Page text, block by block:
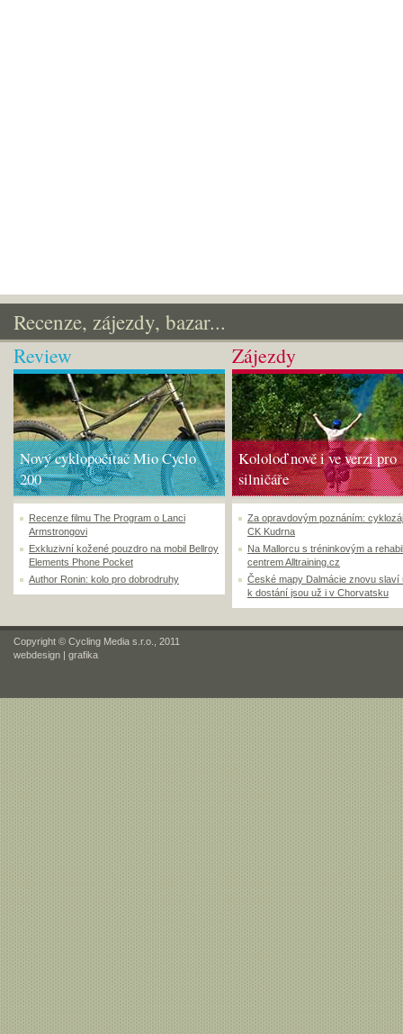
Recenze, zájezdy, bazar...
Review
Nový cyklopočítač Mio Cyclo
200
Recenze filmu The Program o Lanci
Armstrongovi
Exkluzivní kožené pouzdro na mobil Bellroy
Elements Phone Pocket
Author Ronin: kolo pro dobrodruhy
Zájezdy
Kololoď nově i ve verzi pro
silničáře
Za opravdovým poznáním:
CK Kudrna
Na Mallorcu s tréninkovým a
centrem Alltraining.cz
České mapy Dalmácie znovu slaví
k dostání jsou už i v Chorvatsku
Copyright © Cycling Media s.r.o., 2011
webdesign | grafika